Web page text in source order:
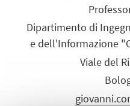
Dipartimento di
e dell'Informazione
Viale del